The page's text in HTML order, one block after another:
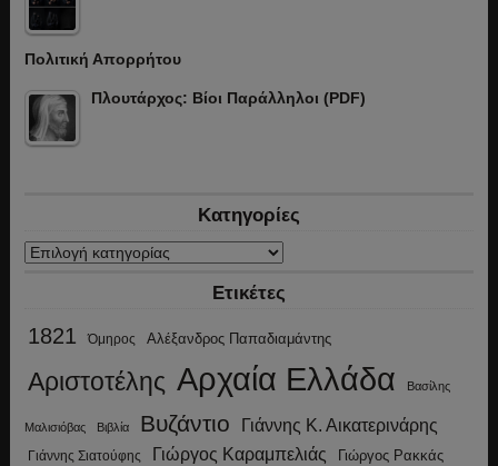
Πολιτική Απορρήτου
Πλουτάρχος: Βίοι Παράλληλοι (PDF)
Κατηγορίες
Κατηγορίες
Ετικέτες
1821 Όμηρος Αλέξανδρος Παπαδιαμάντης
Αριστοτέλης Αρχαία Ελλάδα Βασίλης
Μαλισιόβας Βιβλία Βυζάντιο Γιάννης Κ. Αικατερινάρης
Γιάννης Σιατούφης Γιώργος Καραμπελιάς Γιώργος Ρακκάς